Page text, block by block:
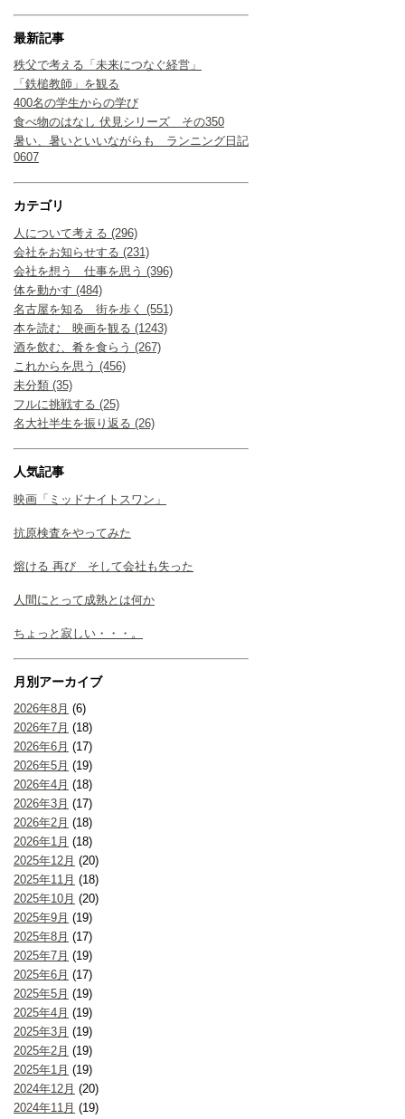
最新記事
秩父で考える「未来につなぐ経営」
「鉄槌教師」を観る
400名の学生からの学び
食べ物のはなし 伏見シリーズ その350
暑い、暑いといいながらも ランニング日記
0607
カテゴリ
人について考える (296)
会社をお知らせする (231)
会社を想う 仕事を思う (396)
体を動かす (484)
名古屋を知る 街を歩く (551)
本を読む 映画を観る (1243)
酒を飲む、肴を食らう (267)
これからを思う (456)
未分類 (35)
フルに挑戦する (25)
名大社半生を振り返る (26)
人気記事
映画「ミッドナイトスワン」
抗原検査をやってみた
熔ける 再び そして会社も失った
人間にとって成熟とは何か
ちょっと寂しい・・・。
月別アーカイブ
2026年8月 (6)
2026年7月 (18)
2026年6月 (17)
2026年5月 (19)
2026年4月 (18)
2026年3月 (17)
2026年2月 (18)
2026年1月 (18)
2025年12月 (20)
2025年11月 (18)
2025年10月 (20)
2025年9月 (19)
2025年8月 (17)
2025年7月 (19)
2025年6月 (17)
2025年5月 (19)
2025年4月 (19)
2025年3月 (19)
2025年2月 (19)
2025年1月 (19)
2024年12月 (20)
2024年11月 (19)